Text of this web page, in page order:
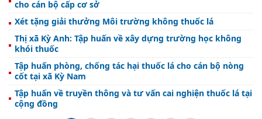
cho cán bộ cấp cơ sở
Xét tặng giải thưởng Môi trường không thuốc lá
Thị xã Kỳ Anh: Tập huấn về xây dựng trường học không
khói thuốc
Tập huấn phòng, chống tác hại thuốc lá cho cán bộ nòng
cốt tại xã Kỳ Nam
Tập huấn về truyền thông và tư vấn cai nghiện thuốc lá tại
cộng đồng